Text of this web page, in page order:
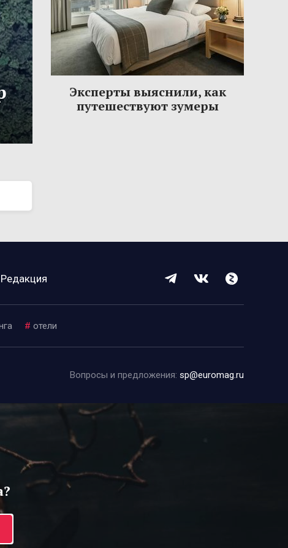
Эксперты выяснили, как
путешествуют зумеры
Редакция
# отели
Вопросы и предложения: sp@euromag.ru